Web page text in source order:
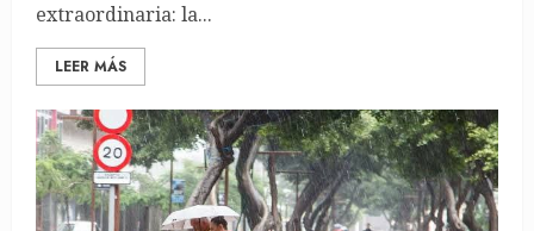
extraordinaria: la...
LEER MÁS